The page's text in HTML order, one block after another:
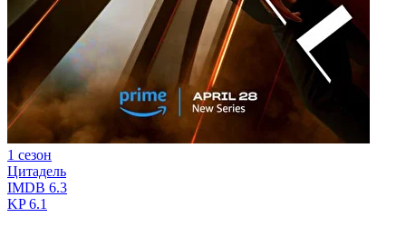
1 сезон
Цитадель
IMDB 6.3
KP6.1